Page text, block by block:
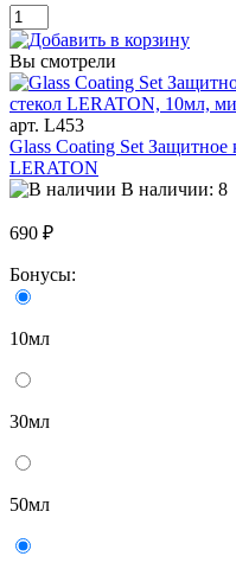
Вы смотрели
арт. L453
Glass Coating Set Защитное
LERATON
В наличии: 8
690 ₽
Бонусы:
10мл
30мл
50мл